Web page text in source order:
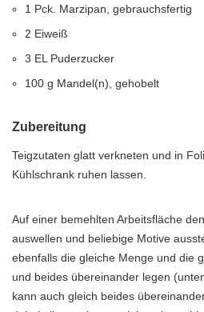
1 Pck. Marzipan, gebrauchsfertig
2 Eiweiß
3 EL Puderzucker
100 g Mandel(n), gehobelt
Zubereitung
Teigzutaten glatt verkneten und in
Kühlschrank ruhen lassen.
Auf einer bemehlten Arbeitsfläche
auswellen und beliebige Motive
ebenfalls die gleiche Menge und die
und beides übereinander legen
kann auch gleich beides